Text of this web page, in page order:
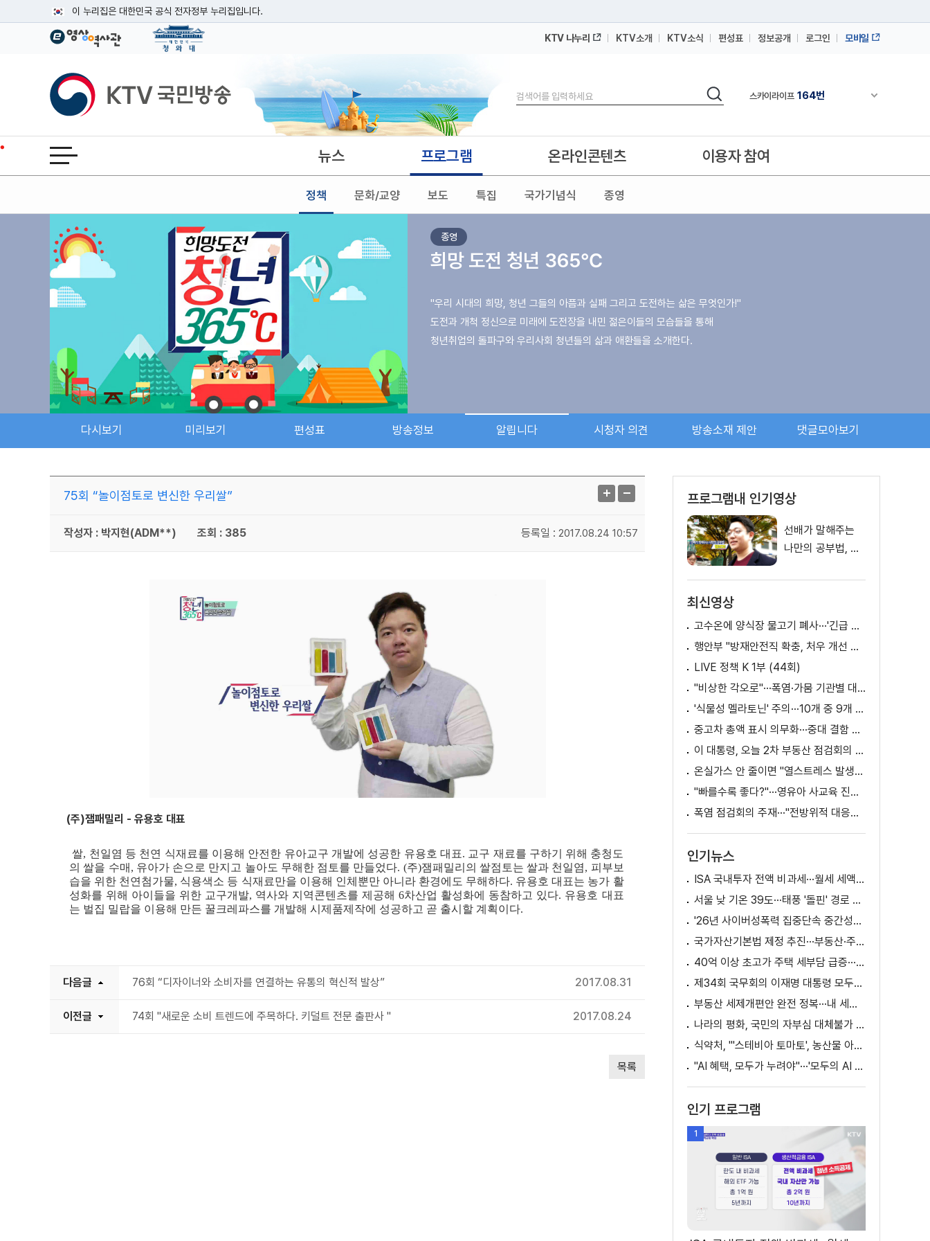
이 누리집은 대한민국 공식 전자정부 누리집입니다.
공식 누리집 주소 확인하기
이밖에 or.kr 또는 .kr등 다른 도메인 주소를 사용하고 있다면 아래 URL에서 도메인 주소를 확인해 보세요
운영중인 공식 누리집보기
KTV 나누리 KTV소개 KTV소식 편성표 정보공개 로그인 모바일
KTV국민방송
검색
검색 채널안내 펼쳐
스카이라이프 164번
스카이라이프 164번
스카이라이프
전체메뉴 열기 뉴스 프로그램
정책 문화/교양 보도 특집 국가기념식 종영
온라인콘텐츠 이용자 참여
종영
희망 도전 청년 365℃
"우리 시대의 희망, 청년 그들의 아픔과 실패 그리고 도전하는 삶은 무엇인가!"
도전과 개척 정신으로 미래에 도전장을 내민 젊은이들의 모습들을 통해
청년취업의 돌파구와 우리사회 청년들의 삶과 애환들을 소개한다.
다시보기 미리보기 편성표 방송정보 알립니다 시청자 의견 방송소재 제안 댓글모아보기
75회 “놀이점토로 변신한 우리쌀”
작성자 : 박지현(ADM**) 조회 : 385 등록일 : 2017.08.24 10:57
(주)잼패밀리 - 유용호 대표
쌀, 천일염 등 천연 식재료를 이용해 안전한 유아교구 개발에 성공한 유용호 대표. 교구 재료를 구하기 위해 충청도
의 쌀을 수매, 유아가 손으로 만지고 놀아도 무해한 점토를 만들었다. (주)잼패밀리의 쌀점토는 쌀과 천일염, 피부보
습을 위한 천연첨가물, 식용색소 등 식재료만을 이용해 인체뿐만 아니라 환경에도 무해하다. 유용호 대표는 농가 활
성화를 위해 아이들을 위한 교구개발, 역사와 지역콘텐츠를 제공해 6차산업 활성화에 동참하고 있다. 유용호 대표
는 벌집 밀랍을 이용해 만든 꿀크레파스를 개발해 시제품제작에 성공하고 곧 출시할 계획이다.
다음글 76회 “디자이너와 소비자를 연결하는 유통의 혁신적 발상” 2017.08.31
이전글 74회 "새로운 소비 트렌드에 주목하다. 키덜트 전문 출판사 " 2017.08.24
목록
프로그램내 인기영상
선배가 말해주는
나만의 공부법, 팀
팀202 대표)
최신영상
고수온에 양식장 물고기 폐사···'긴급 방류' 지원
행안부 "방재안전직 확충, 처우 개선 등 위한 제도개선 추진" [정책 바로보기]
LIVE 정책 K 1부 (44회)
"비상한 각오로"···폭염·가뭄 기관별 대책은?
'식물성 멜라토닌' 주의···10개 중 9개 처방 용량 초과
중고차 총액 표시 의무화···중대 결함 시 '계약 해제'
이 대통령, 오늘 2차 부동산 점검회의 주재
온실가스 안 줄이면 "열스트레스 발생일 29배 증가"
"빠를수록 좋다?"···영유아 사교육 진실과 해법은?
폭염 점검회의 주재···"전방위적 대응체계 가동"
인기뉴스
ISA 국내투자 전액 비과세···월세 세액공제 확대
서울 낮 기온 39도···태풍 '돌핀' 경로 변수
'26년 사이버성폭력 집중단속 중간성과 발표···향후 추진계획은?
국가자산기본법 제정 추진···부동산·주식 등 통합 관리
40억 이상 초고가 주택 세부담 급증···실수요자 보호 강화
제34회 국무회의 이재명 대통령 모두발언
부동산 세제개편안 완전 정복···내 세금 어떻게 달라지나? [K-정책 사용법]
나라의 평화, 국민의 자부심 대체불가 대한민국 이재명 대통령 모두말씀
식약처, "'스테비아 토마토', 농산물 아닌 가공식품"
"AI 혜택, 모두가 누려야"···'모두의 AI 성장사다리' 출범
인기 프로그램
1